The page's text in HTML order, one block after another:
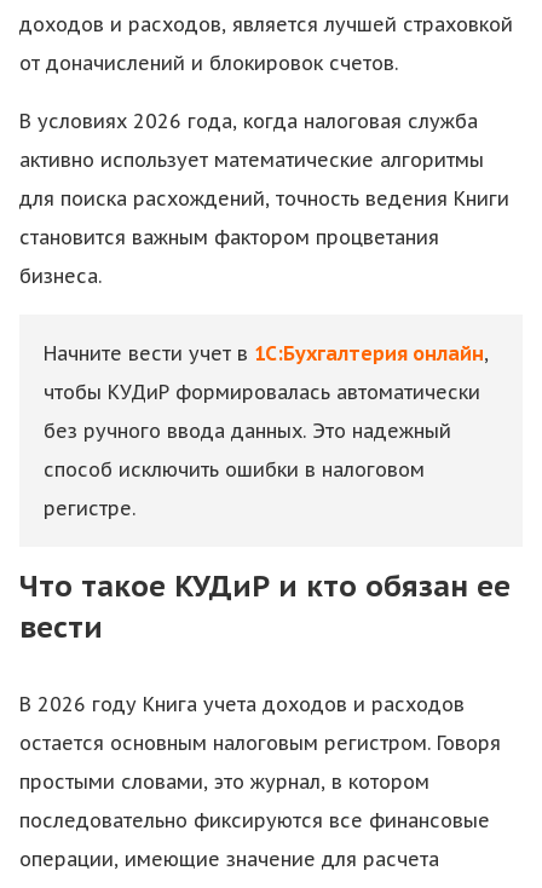
доходов и расходов, является лучшей страховкой
от доначислений и блокировок счетов.
В условиях 2026 года, когда налоговая служба
активно использует математические алгоритмы
для поиска расхождений, точность ведения Книги
становится важным фактором процветания
бизнеса.
Начните вести учет в 1С:Бухгалтерия онлайн,
чтобы КУДиР формировалась автоматически
без ручного ввода данных. Это надежный
способ исключить ошибки в налоговом
регистре.
Что такое КУДиР и кто обязан ее
вести
В 2026 году Книга учета доходов и расходов
остается основным налоговым регистром. Говоря
простыми словами, это журнал, в котором
последовательно фиксируются все финансовые
операции, имеющие значение для расчета